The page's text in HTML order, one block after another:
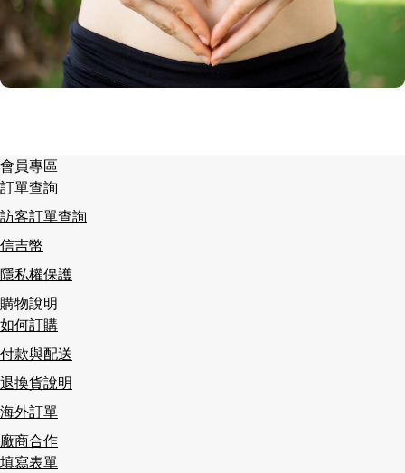
會員專區
訂單查詢
訪客訂單查詢
信吉幣
隱私權保護
購物說明
如何訂購
付款與配送
退換貨說明
海外訂單
廠商合作
填寫表單